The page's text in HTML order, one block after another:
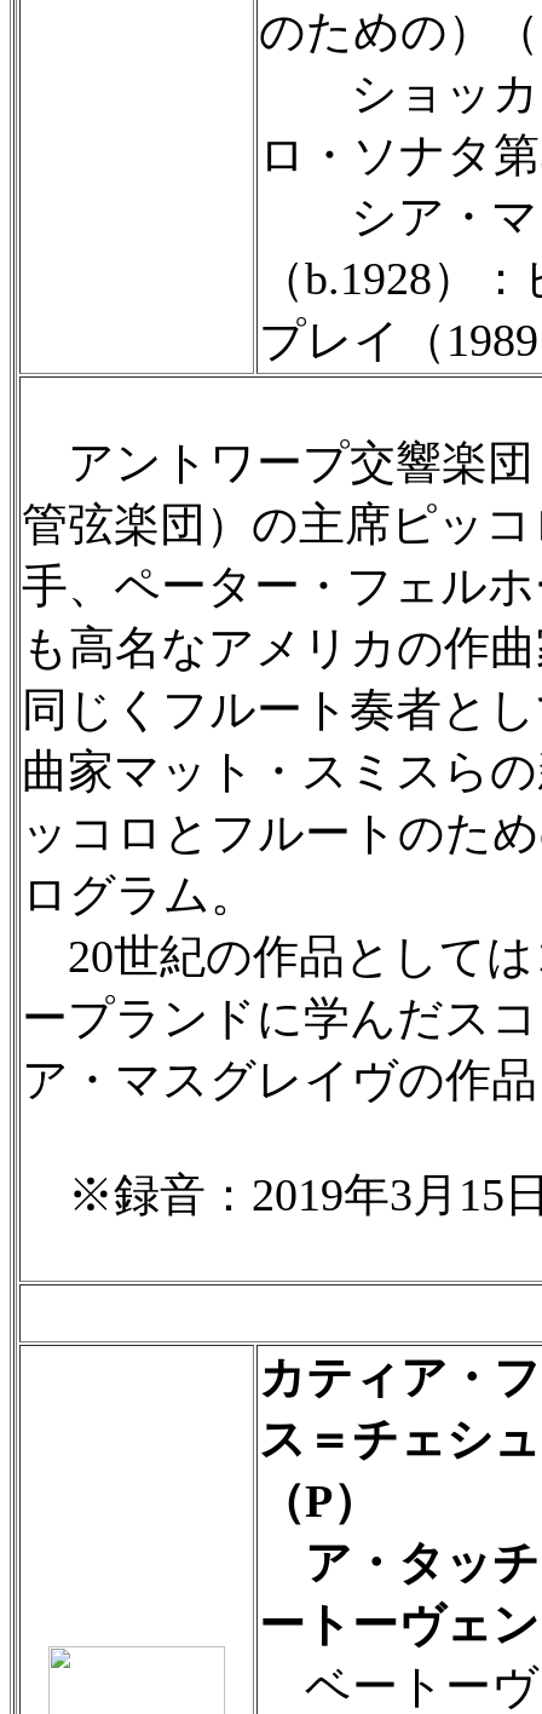
のための）
ショッカ
ロ・ソナタ
シア・マ
（b.1928）
プレイ（
アントワープ交響楽
管弦楽団）の主席ピッ
手、ペーター・フェル
も高名なアメリカの作
同じくフルート奏者と
曲家マット・スミスら
ッコロとフルートのた
ログラム。
20世紀の作品として
ープランドに学んだス
ア・マスグレイヴの作
※録音：2019年3月15
カティア・
ス＝チェシ
（P）
ア・タッ
ートーヴェン
ベートー